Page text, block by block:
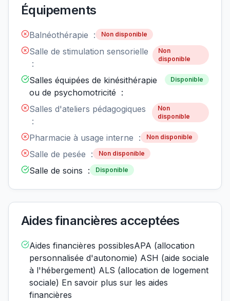
Équipements
Balnéothérapie : Non disponible
Salle de stimulation sensorielle
:
Non
disponible
Salles équipées de kinésithérapie
ou de psychomotricité :
Disponible
Salles d'ateliers pédagogiques
:
Non
disponible
Pharmacie à usage interne : Non disponible
Salle de pesée : Non disponible
Salle de soins : Disponible
Aides financières acceptées
Aides financières possiblesAPA (allocation
personnalisée d'autonomie) ASH (aide sociale
à l'hébergement) ALS (allocation de logement
sociale) En savoir plus sur les aides
financières